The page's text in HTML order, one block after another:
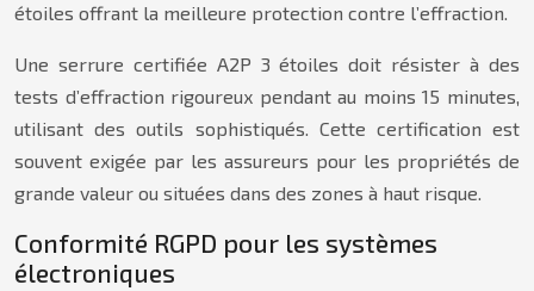
étoiles offrant la meilleure protection contre l’effraction.
Une serrure certifiée A2P 3 étoiles doit résister à des
tests d’effraction rigoureux pendant au moins 15 minutes,
utilisant des outils sophistiqués. Cette certification est
souvent exigée par les assureurs pour les propriétés de
grande valeur ou situées dans des zones à haut risque.
Conformité RGPD pour les systèmes
électroniques